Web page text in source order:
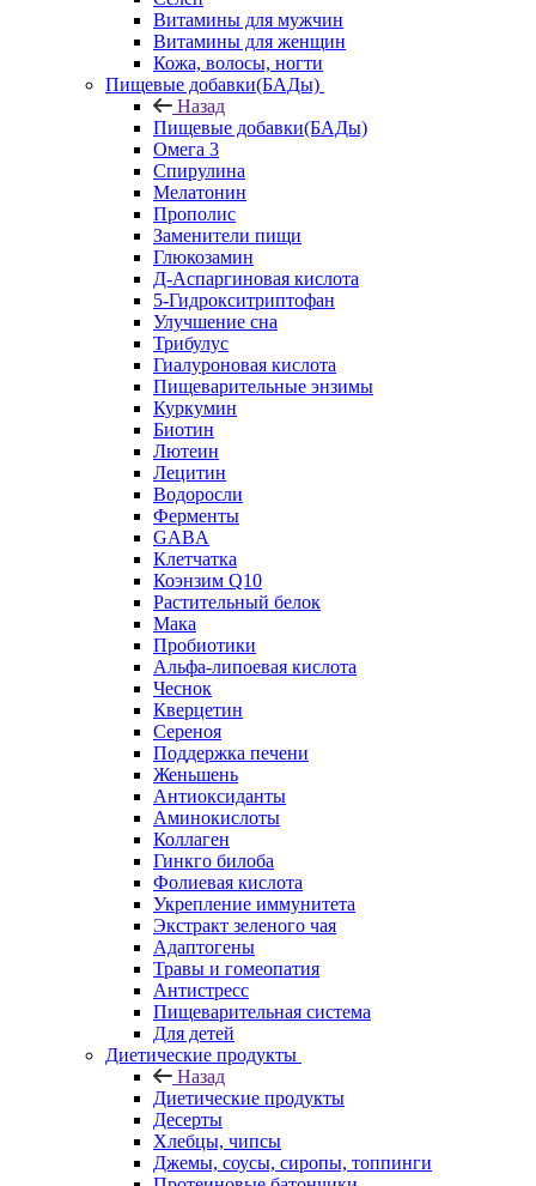
Витамины для мужчин
Витамины для женщин
Кожа, волосы, ногти
Пищевые добавки(БАДы)
Назад
Пищевые добавки(БАДы)
Омега 3
Спирулина
Мелатонин
Прополис
Заменители пищи
Глюкозамин
Д-Аспаргиновая кислота
5-Гидрокситриптофан
Улучшение сна
Трибулус
Гиалуроновая кислота
Пищеварительные энзимы
Куркумин
Биотин
Лютеин
Лецитин
Водоросли
Ферменты
GABA
Клетчатка
Коэнзим Q10
Растительный белок
Мака
Пробиотики
Альфа-липоевая кислота
Чеснок
Кверцетин
Сереноя
Поддержка печени
Женьшень
Антиоксиданты
Аминокислоты
Коллаген
Гинкго билоба
Фолиевая кислота
Укрепление иммунитета
Экстракт зеленого чая
Адаптогены
Травы и гомеопатия
Антистресс
Пищеварительная система
Для детей
Диетические продукты
Назад
Диетические продукты
Десерты
Хлебцы, чипсы
Джемы, соусы, сиропы, топпинги